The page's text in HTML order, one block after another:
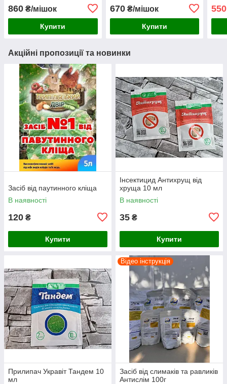
Еко Двір
860 ₴/мішок
Купити
670₴/мішок
Купити
550
Акційні пропозиції та новинки
Засіб від паутинного кліща
В наявності
120 ₴
Купити
Інсектицид Антихрущ від
хруща 10 мл
В наявності
35 ₴
Купити
Прилипач Укравіт Тандем 10
мл
Відео інструкція
Засіб від слимаків та равликів
Антислім 100г